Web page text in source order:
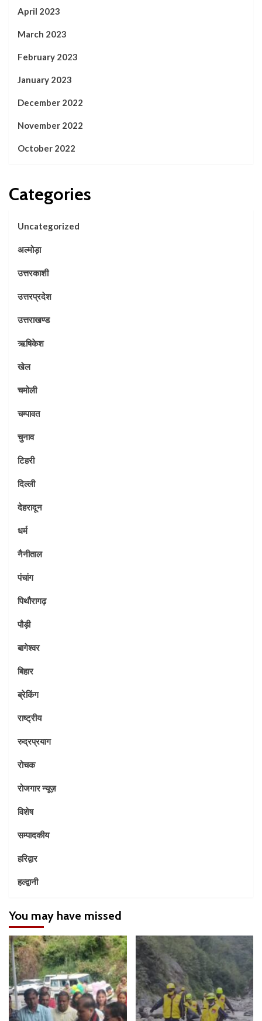
April 2023
March 2023
February 2023
January 2023
December 2022
November 2022
October 2022
Categories
Uncategorized
अल्मोड़ा
उत्तरकाशी
उत्तरप्रदेश
उत्तराखण्ड
ऋषिकेश
खेल
चमोली
चम्पावत
चुनाव
टिहरी
दिल्ली
देहरादून
धर्म
नैनीताल
पंचांग
पिथौरागढ़
पौड़ी
बागेश्वर
बिहार
ब्रेकिंग
राष्ट्रीय
रुद्रप्रयाग
रोचक
रोजगार न्यूज़
विशेष
सम्पादकीय
हरिद्वार
हल्द्वानी
You may have missed